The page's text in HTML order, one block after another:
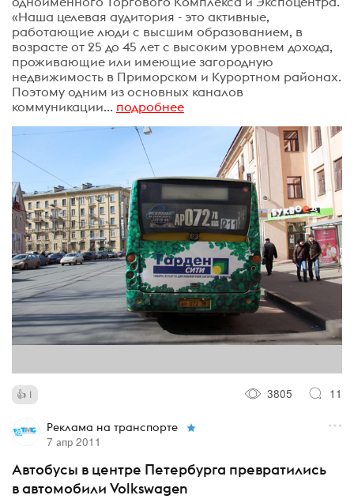
«Наша целевая аудитория - это активные,
работающие люди с высшим образованием, в
возрасте от 25 до 45 лет с высоким уровнем дохода,
проживающие или имеющие загородную
недвижимость в Приморском и Курортном районах.
Поэтому одним из основных каналов
коммуникации... подробнее
1 3805 11
Реклама на транспорте
7 апр 2011
Автобусы в центре Петербурга превратились
в автомобили Volkswagen